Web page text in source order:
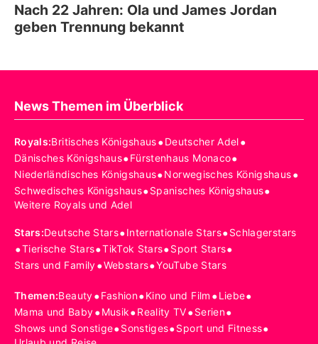
Nach 22 Jahren: Ola und James Jordan
geben Trennung bekannt
News Themen im Überblick
Royals:Britisches Königshaus•Deutscher Adel•
Dänisches Königshaus•Fürstenhaus Monaco•
Niederländisches Königshaus•Norwegisches Königshaus•
Schwedisches Königshaus•Spanisches Königshaus•
Weitere Royals und Adel
Stars:Deutsche Stars•Internationale Stars•Schlagerstars
•Tierische Stars•TikTok Stars•Sport Stars•
Stars und Family•Webstars•YouTube Stars
Themen:Beauty•Fashion•Kino und Film •Liebe•
Mama und Baby•Musik•Reality TV•Serien•
Shows und Sonstige•Sonstiges•Sport und Fitness•